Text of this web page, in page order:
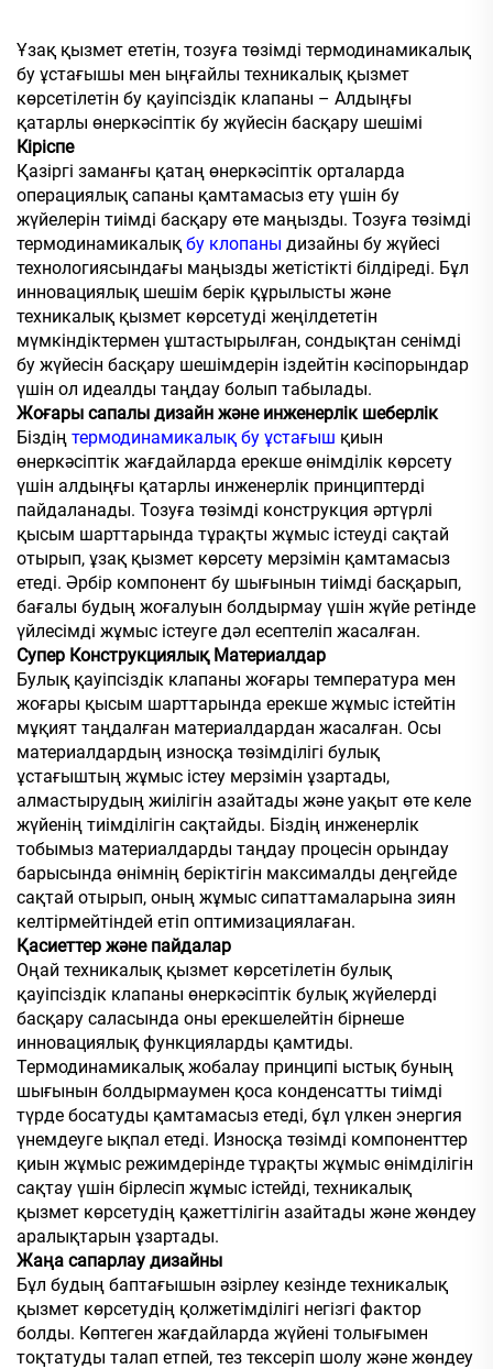
Ұзақ қызмет ететін, тозуға төзімді термодинамикалық
бу ұстағышы мен ыңғайлы техникалық қызмет
көрсетілетін бу қауіпсіздік клапаны – Алдыңғы
қатарлы өнеркәсіптік бу жүйесін басқару шешімі
Кіріспе
Қазіргі заманғы қатаң өнеркәсіптік орталарда
операциялық сапаны қамтамасыз ету үшін бу
жүйелерін тиімді басқару өте маңызды. Тозуға төзімді
термодинамикалық бу клопаны дизайны бу жүйесі
технологиясындағы маңызды жетістікті білдіреді. Бұл
инновациялық шешім берік құрылысты және
техникалық қызмет көрсетуді жеңілдететін
мүмкіндіктермен ұштастырылған, сондықтан сенімді
бу жүйесін басқару шешімдерін іздейтін кәсіпорындар
үшін ол идеалды таңдау болып табылады.
Жоғары сапалы дизайн және инженерлік шеберлік
Біздің термодинамикалық бу ұстағыш қиын
өнеркәсіптік жағдайларда ерекше өнімділік көрсету
үшін алдыңғы қатарлы инженерлік принциптерді
пайдаланады. Тозуға төзімді конструкция әртүрлі
қысым шарттарында тұрақты жұмыс істеуді сақтай
отырып, ұзақ қызмет көрсету мерзімін қамтамасыз
етеді. Әрбір компонент бу шығынын тиімді басқарып,
бағалы будың жоғалуын болдырмау үшін жүйе ретінде
үйлесімді жұмыс істеуге дәл есептеліп жасалған.
Супер Конструкциялық Материалдар
Булық қауіпсіздік клапаны жоғары температура мен
жоғары қысым шарттарында ерекше жұмыс істейтін
мұқият таңдалған материалдардан жасалған. Осы
материалдардың износқа төзімділігі булық
ұстағыштың жұмыс істеу мерзімін ұзартады,
алмастырудың жиілігін азайтады және уақыт өте келе
жүйенің тиімділігін сақтайды. Біздің инженерлік
тобымыз материалдарды таңдау процесін орындау
барысында өнімнің беріктігін максималды деңгейде
сақтай отырып, оның жұмыс сипаттамаларына зиян
келтірмейтіндей етіп оптимизациялаған.
Қасиеттер және пайдалар
Оңай техникалық қызмет көрсетілетін булық
қауіпсіздік клапаны өнеркәсіптік булық жүйелерді
басқару саласында оны ерекшелейтін бірнеше
инновациялық функцияларды қамтиды.
Термодинамикалық жобалау принципі ыстық буның
шығынын болдырмаумен қоса конденсатты тиімді
түрде босатуды қамтамасыз етеді, бұл үлкен энергия
үнемдеуге ықпал етеді. Износқа төзімді компоненттер
қиын жұмыс режимдерінде тұрақты жұмыс өнімділігін
сақтау үшін бірлесіп жұмыс істейді, техникалық
қызмет көрсетудің қажеттілігін азайтады және жөндеу
аралықтарын ұзартады.
Жаңа сапарлау дизайны
Бұл будың баптағышын әзірлеу кезінде техникалық
қызмет көрсетудің қолжетімділігі негізгі фактор
болды. Көптеген жағдайларда жүйені толығымен
тоқтатуды талап етпей, тез тексеріп шолу және жөндеу